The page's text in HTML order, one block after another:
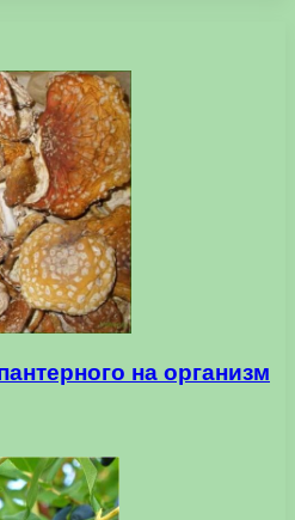
на организм